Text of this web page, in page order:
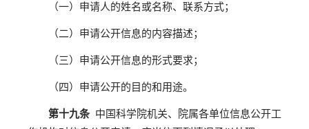
（一）申请人的姓名或名称、联系方式；
（二）申请公开信息的内容描述；
（三）申请公开信息的形式要求；
（四）申请公开的目的和用途。
第十九条中国科学院机关、院属各单位信息公开工